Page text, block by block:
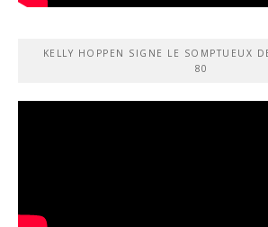
KELLY HOPPEN SIGNE LE SOMPTUEUX
80